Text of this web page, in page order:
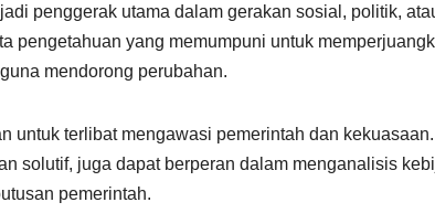
penggerak utama dalam gerakan sosial, politik,
pengetahuan yang memumpuni untuk
mendorong perubahan.
untuk terlibat mengawasi pemerintah dan
solutif, juga dapat berperan dalam menganalisis
pemerintah.